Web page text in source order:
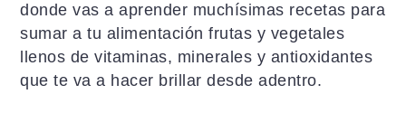
donde vas a aprender muchísimas recetas para
sumar a tu alimentación frutas y vegetales
llenos de vitaminas, minerales y antioxidantes
que te va a hacer brillar desde adentro.